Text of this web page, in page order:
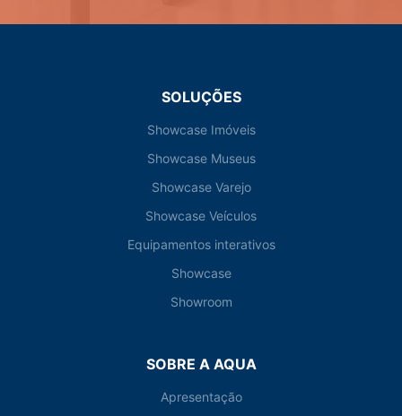
SOLUÇÕES
Showcase Imóveis
Showcase Museus
Showcase Varejo
Showcase Veículos
Equipamentos interativos
Showcase
Showroom
SOBRE A AQUA
Apresentação